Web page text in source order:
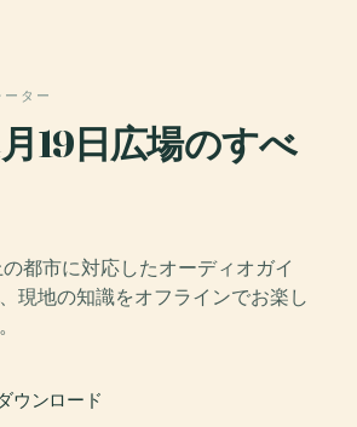
ター
19日広場のすべ
の都市に対応したオーディオガイ
現地の知識をオフラインでお楽し
ウンロード